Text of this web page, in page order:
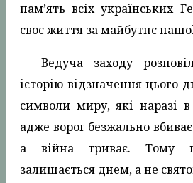
пам’ять всіх українських
своє життя за майбутнє
Ведуча заходу
історію відзначення цього
символи миру, які наразі в
адже ворог безжально
а війна триває. Тому
залишається днем, а не